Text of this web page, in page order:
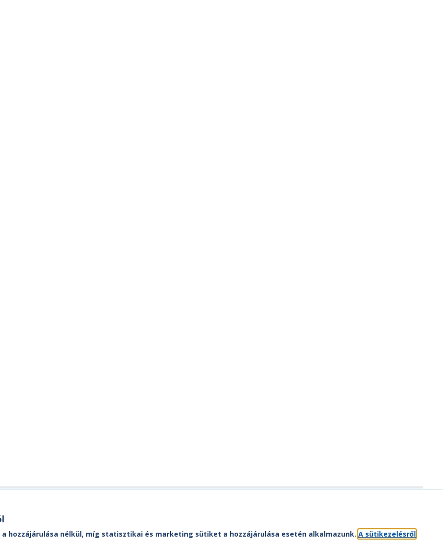
MÁVDIREKT:
A MÁV-csoport tagjai
Jogi útmutatás
Adatvédelem
hozzájárulása nélkül, míg statisztikai és marketing sütiket a hozzájárulása esetén alkalmazunk. A sütikezelésről